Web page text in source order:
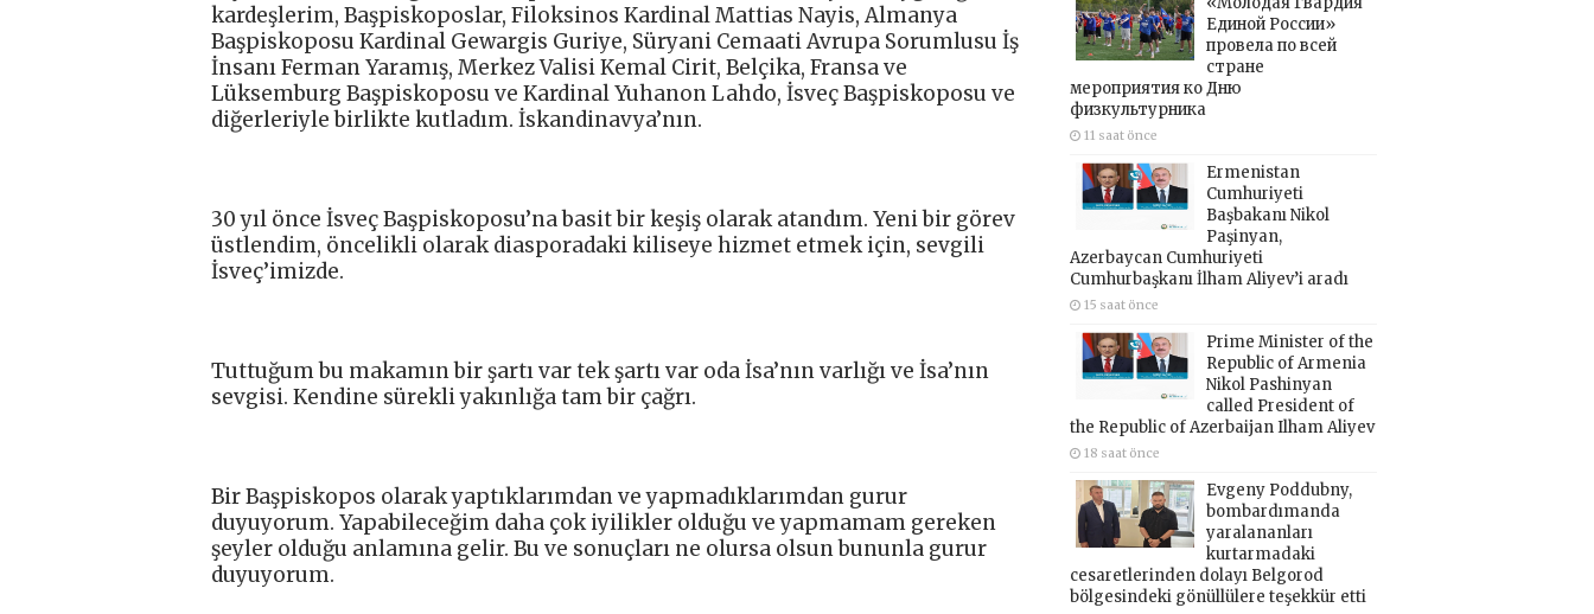
kardeşlerim, Başpiskoposlar, Filoksinos Kardinal Mattias Nayis, Almanya
Başpiskoposu Kardinal Gewargis Guriye, Süryani Cemaati Avrupa Sorumlusu İş
İnsanı Ferman Yaramış, Merkez Valisi Kemal Cirit, Belçika, Fransa ve
Lüksemburg Başpiskoposu ve Kardinal Yuhanon Lahdo, İsveç Başpiskoposu ve
diğerleriyle birlikte kutladım. İskandinavya’nın.
30 yıl önce İsveç Başpiskoposu’na basit bir keşiş olarak atandım. Yeni bir görev
üstlendim, öncelikli olarak diasporadaki kiliseye hizmet etmek için, sevgili
İsveç’imizde.
Tuttuğum bu makamın bir şartı var tek şartı var oda İsa’nın varlığı ve İsa’nın
sevgisi. Kendine sürekli yakınlığa tam bir çağrı.
Bir Başpiskopos olarak yaptıklarımdan ve yapmadıklarımdan gurur
duyuyorum. Yapabileceğim daha çok iyilikler olduğu ve yapmamam gereken
şeyler olduğu anlamına gelir. Bu ve sonuçları ne olursa olsun bununla gurur
duyuyorum.
Единой России»
провела по всей
стране
мероприятия ко Дню
физкультурника
11 saat önce
Ermenistan
Cumhuriyeti
Başbakanı Nikol
Paşinyan,
Azerbaycan Cumhuriyeti
Cumhurbaşkanı İlham Aliyev’i aradı
15 saat önce
Prime Minister of the
Republic of Armenia
Nikol Pashinyan
called President of
the Republic of Azerbaijan Ilham Aliyev
18 saat önce
Evgeny Poddubny,
bombardımanda
yaralananları
kurtarmadaki
cesaretlerinden dolayı Belgorod
bölgesindeki gönüllülere teşekkür etti